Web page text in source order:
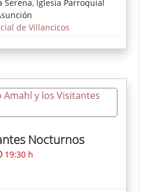
Iglesia Parroquial
de Villancicos
Nocturnos
19:30 h